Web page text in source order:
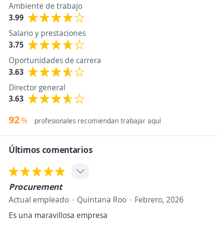
Ambiente de trabajo
3.99
Salario y prestaciones
3.75
Oportunidades de carrera
3.63
Director general
3.63
92% profesionales recomiendan trabajar aquí
Últimos comentarios
Procurement
Actual empleado Quintana Roo
Febrero, 2026
Es una maravillosa empresa